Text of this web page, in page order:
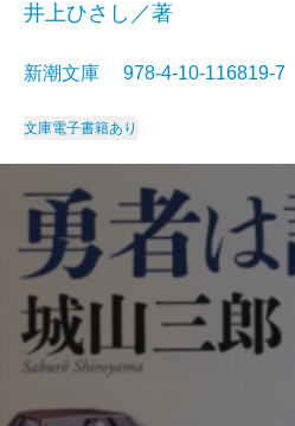
井上ひさし／著
新潮文庫 978-4-10-
文庫電子書籍あり